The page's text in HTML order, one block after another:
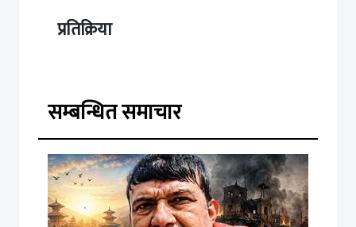
प्रतिक्रिया
सम्बन्धित समाचार